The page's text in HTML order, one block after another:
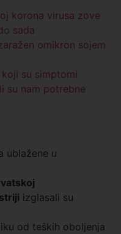
korona virusa zove
sada
omikron sojem
su simptomi
su nam potrebne
ublažene u
izglasali su
od teških oboljenja